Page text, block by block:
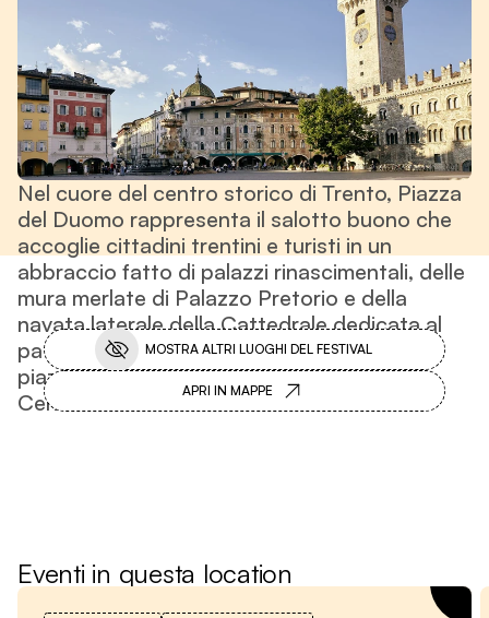
Nel cuore del centro storico di Trento, Piazza
del Duomo rappresenta il salotto buono che
accoglie cittadini trentini e turisti in un
abbraccio fatto di palazzi rinascimentali, delle
mura merlate di Palazzo Pretorio e della
navata laterale della Cattedrale dedicata al
patrono della città, San Vigilio. In questa
piazza si trova ilBookstore, la Libreria
Centrale del Festival dell'Economia.
MOSTRA ALTRI LUOGHI DEL FESTIVAL
APRI IN MAPPE
Eventi in questa location